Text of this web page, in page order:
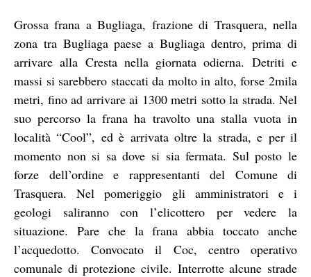
Grossa frana a Bugliaga, frazione di Trasquera, nella
zona tra Bugliaga paese a Bugliaga dentro, prima di
arrivare alla Cresta nella giornata odierna. Detriti e
massi si sarebbero staccati da molto in alto, forse 2mila
metri, fino ad arrivare ai 1300 metri sotto la strada. Nel
suo percorso la frana ha travolto una stalla vuota in
località “Cool”, ed è arrivata oltre la strada, e per il
momento non si sa dove si sia fermata. Sul posto le
forze dell’ordine e rappresentanti del Comune di
Trasquera. Nel pomeriggio gli amministratori e i
geologi saliranno con l’elicottero per vedere la
situazione. Pare che la frana abbia toccato anche
l’acquedotto. Convocato il Coc, centro operativo
comunale di protezione civile. Interrotte alcune strade